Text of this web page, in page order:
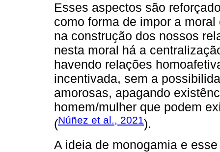
Esses aspectos são
como forma de impor a
na construção dos nossos
nesta moral há a
havendo relações
incentivada, sem a
amorosas, apagando
homem/mulher que podem
(Núñez et al., 2021).
A ideia de monogamia e